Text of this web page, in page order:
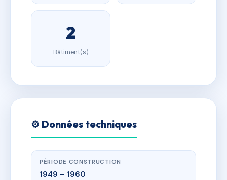
2
Bâtiment(s)
⚙️ Données techniques
PÉRIODE CONSTRUCTION
1949 – 1960